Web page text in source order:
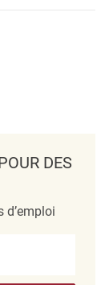
DES
d’emploi